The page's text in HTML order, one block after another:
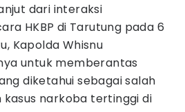
dari interaksi
HKBP di Tarutung pada 6
Kapolda Whisnu
untuk memberantas
diketahui sebagai salah
narkoba tertinggi di